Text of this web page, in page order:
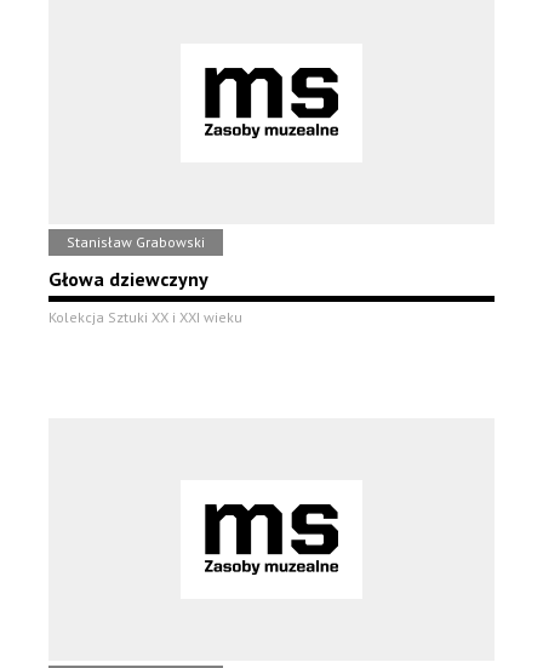
Stanisław Grabowski
Głowa dziewczyny
Kolekcja Sztuki XX i XXI wieku